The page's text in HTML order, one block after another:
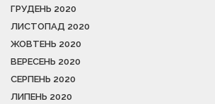
ГРУДЕНЬ 2020
ЛИСТОПАД 2020
ЖОВТЕНЬ 2020
ВЕРЕСЕНЬ 2020
СЕРПЕНЬ 2020
ЛИПЕНЬ 2020